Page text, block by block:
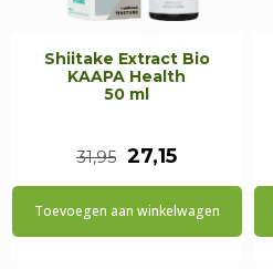
Shiitake Extract Bio
KAAPA Health
50 ml
31,95 Oorspronkelijke
prijs
27,15Huidige
prijs
Toevoegen aan winkelwagen